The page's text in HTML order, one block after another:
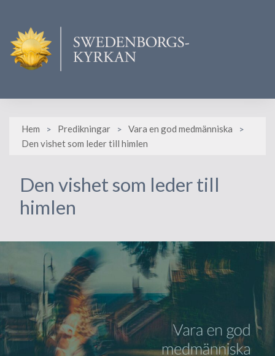
content
Hem Predikningar
Vara en god medmänniska
Den vishet som leder till himlen
Den vishet som leder till
himlen